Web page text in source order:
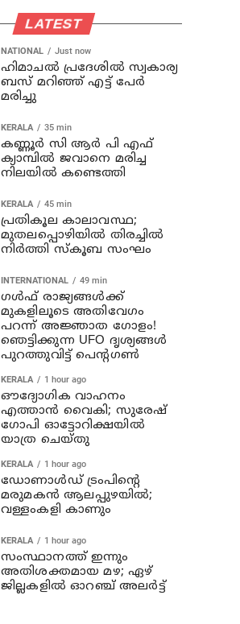
LATEST
NATIONAL Just now
ഹിമാചല്‍ പ്രദേശില്‍ സ്വകാര്യ
ബസ് മറിഞ്ഞ് എട്ട് പേര്‍
മരിച്ചു
KERALA 35 min
കണ്ണൂര്‍ സി ആര്‍ പി എഫ്
ക്യാമ്പില്‍ ജവാനെ മരിച്ച
നിലയില്‍ കണ്ടെത്തി
KERALA 45 min
പ്രതികൂല കാലാവസ്ഥ;
മുതലപ്പൊഴിയില്‍ തിരച്ചില്‍
നിര്‍ത്തി സ്കൂബ സംഘം
INTERNATIONAL 49 min
ഗൾഫ് രാജ്യങ്ങൾക്ക്
മുകളിലൂടെ അതിവേഗം
പറന്ന് അജ്ഞാത ഗോളം!
ഞെട്ടിക്കുന്ന UFO ദൃശ്യങ്ങൾ
പുറത്തുവിട്ട് പെന്റഗൺ
KERALA 1 hour ago
ഔദ്യോഗിക വാഹനം
എത്താന്‍ വൈകി; സുരേഷ്
ഗോപി ഓട്ടോറിക്ഷയില്‍
യാത്ര ചെയ്തു
KERALA 1 hour ago
ഡോണാള്‍ഡ് ട്രംപിന്റെ
മരുമകന്‍ ആലപ്പുഴയിൽ;
വള്ളംകളി കാണും
KERALA 1 hour ago
സംസ്ഥാനത്ത് ഇന്നും
അതിശക്തമായ മഴ; ഏഴ്
ജില്ലകളില്‍ ഓറഞ്ച് അലര്‍ട്ട്